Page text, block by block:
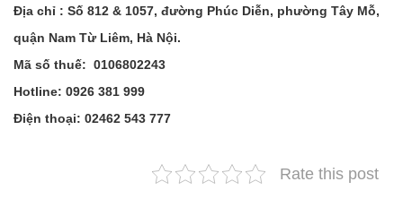
Địa chỉ : Số 812 & 1057, đường Phúc Diễn, phường Tây Mỗ,
quận Nam Từ Liêm, Hà Nội.
Mã số thuế: 0106802243
Hotline: 0926 381 999
Điện thoại: 02462 543 777
Rate this post